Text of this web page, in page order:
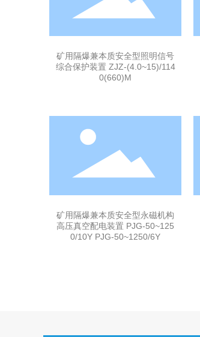
矿用隔爆兼本质安全型照明信号
综合保护装置 ZJZ-(4.0~15)/114
0(660)M
矿用隔爆兼本质安全型永磁机构
高压真空配电装置 PJG-50~125
0/10Y PJG-50~1250/6Y